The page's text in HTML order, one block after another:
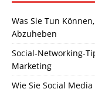
Was Sie Tun
Abzuheben
Social-Networking-
Marketing
Wie Sie Social